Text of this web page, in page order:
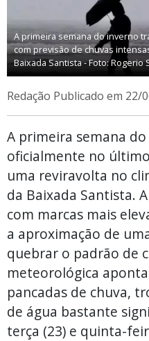
A primeira semana do inverno
com previsão de chuvas
Baixada Santista - Foto: Rogerio
Redação Publicado em 22/
A primeira semana
oficialmente no
uma reviravolta no
da Baixada Santista.
com marcas mais
a aproximação de
quebrar o padrão de
meteorológica
pancadas de chuva,
de água bastante
terça (23) e quinta-